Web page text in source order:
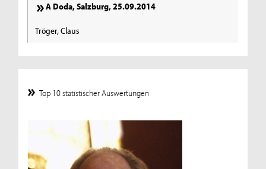
A Doda, Salzburg, 25.09.2014
Tröger, Claus
Top 10 statistischer Auswertungen